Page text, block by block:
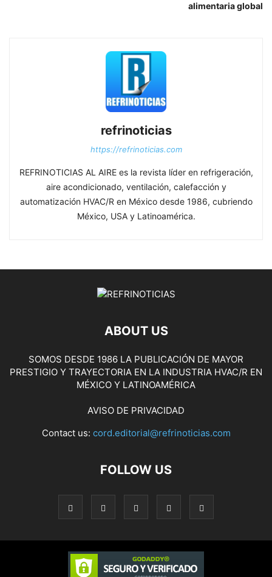
alimentaria global
refrinoticias
https://refrinoticias.com
REFRINOTICIAS AL AIRE es la revista líder en refrigeración,
aire acondicionado, ventilación, calefacción y
automatización HVAC/R en México desde 1986, cubriendo
México, USA y Latinoamérica.
ABOUT US
SOMOS DESDE 1986 LA PUBLICACIÓN DE MAYOR
PRESTIGIO Y TRAYECTORIA EN LA INDUSTRIA HVAC/R EN
MÉXICO Y LATINOAMÉRICA
AVISO DE PRIVACIDAD
Contact us: cord.editorial@refrinoticias.com
FOLLOW US